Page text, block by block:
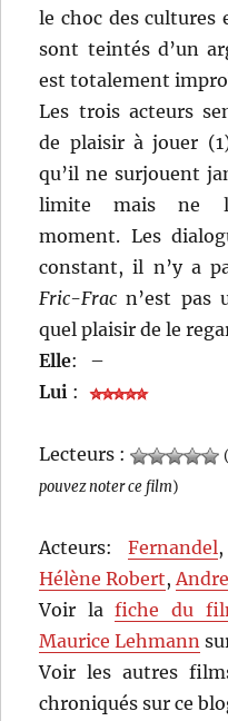
le choc des cultures
sont teintés d’un
est totalement
Les trois acteurs
de plaisir à jouer
qu’il ne surjouent
limite mais ne
moment. Les
constant, il n’y a
Fric-Frac n’est pas
quel plaisir de le
Elle:
–
Lui :
Lecteurs :
pouvez noter ce film)
Acteurs: Fernandel,
Hélène Robert,
Voir lafiche du
Maurice Lehmann
Voir les autres
chroniqués sur ce